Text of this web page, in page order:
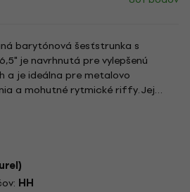
barytónová šesťstrunka s
je navrhnutá pre vylepšenú
a je ideálna pre metalovo
a mohutné rytmické riffy. Jej
s javorový krkom cez telo s
vynikajúcu stabilitu, zatiaľ čo
HH